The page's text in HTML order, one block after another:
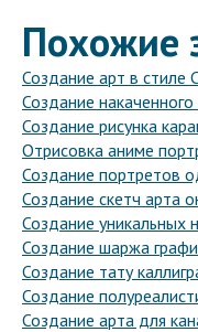
Похожие
Создание арт в стиле
Создание
Создание рисунка
Отрисовка аниме
Создание портретов
Создание скетч арта
Создание уникальных
Создание шаржа
Создание тату
Создание
Создание арта для